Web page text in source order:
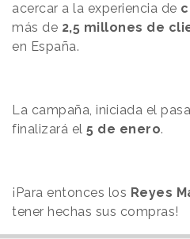
acercar a la experiencia de
más de 2,5 millones de
en España.
La campaña, iniciada el
finalizará el 5 de enero.
¡Para entonces los Reyes
tener hechas sus compras!